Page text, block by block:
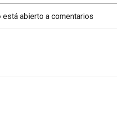
está abierto a comentarios